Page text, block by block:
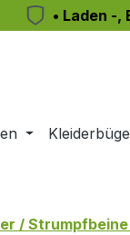
• Laden -,
/